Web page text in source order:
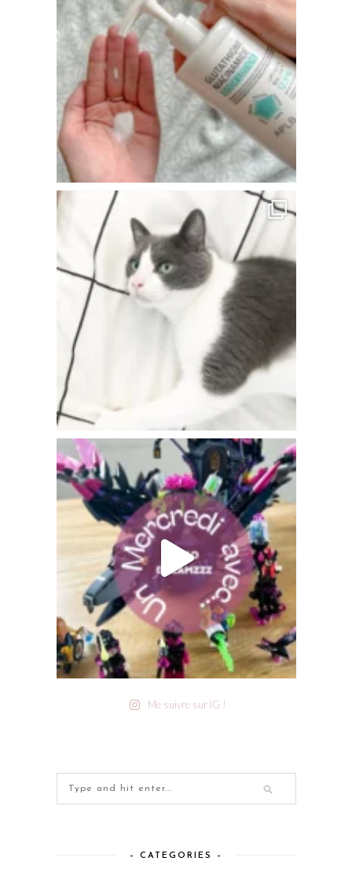
Me suivre sur IG !
– CATEGORIES –